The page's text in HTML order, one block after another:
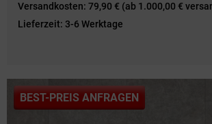
Versandkosten: 79,90 € (ab 1.000,00 €
Lieferzeit: 3-6 Werktage
BEST-PREIS ANFRAGEN